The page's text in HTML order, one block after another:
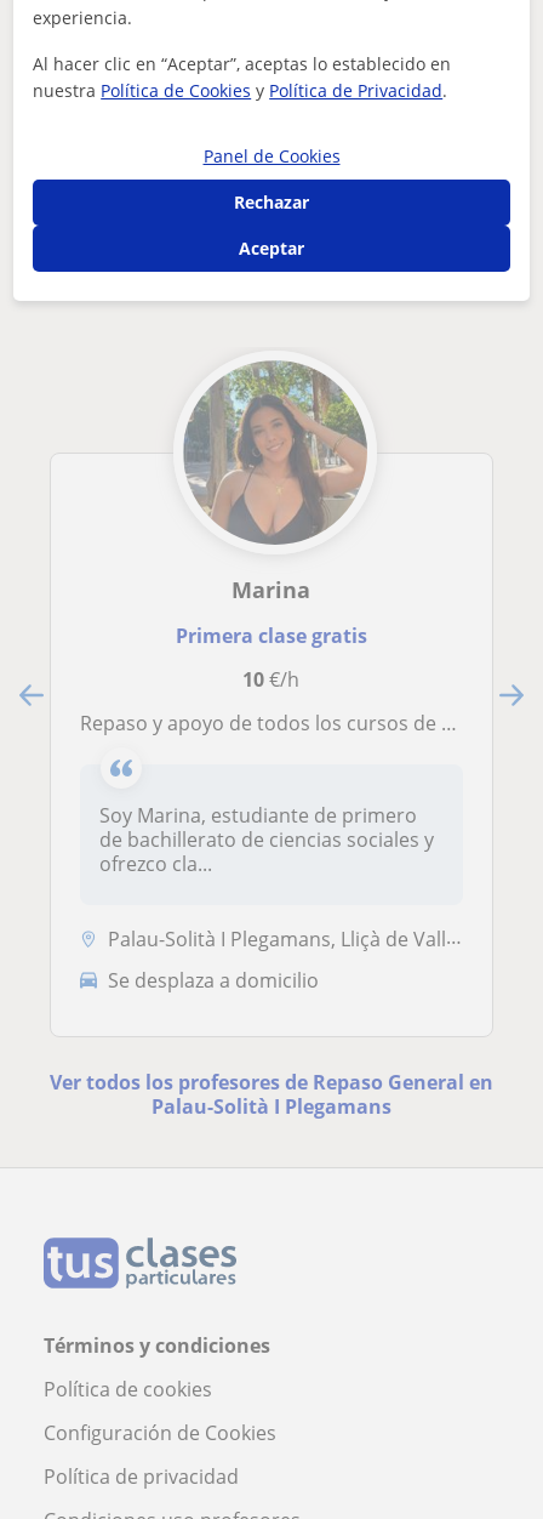
¿Hay algún error en este perfil? Cuéntanos
estudiante de la carrera de educación primaria en inglés imp...
Otros profesores de Repaso General en
Palau-Solità I Plegamans que pueden
interesarte
Marina
Primera clase gratis
10€/h
Repaso y apoyo de todos los cursos de ESO
Soy Marina, estudiante de primero
de bachillerato de ciencias sociales y
ofrezco cla...
Palau-Solità I Plegamans, Lliçà de Vall, Parets del Vallès, Polinyà
Se desplaza a domicilio
Ver todos los profesores de Repaso General en
Palau-Solità I Plegamans
Términos y condiciones
Política de cookies
Configuración de Cookies
Política de privacidad
experiencia.
Al hacer clic en “Aceptar”, aceptas lo establecido en
nuestra Política de Cookies y Política de Privacidad.
Panel de Cookies
Rechazar
Aceptar